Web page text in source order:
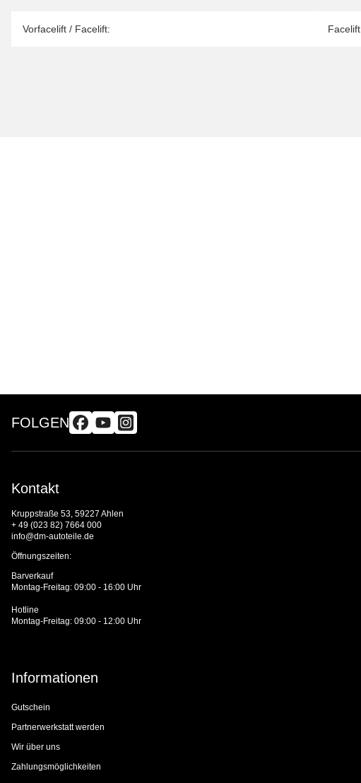
Vorfacelift / Facelift: Facelift
FOLGEN
Kontakt
Kruppstraße 53, 59227 Ahlen
+ 49 (023 82) 7664 000
info@dm-autoteile.de
Öffnungszeiten:
Barverkauf
Montag-Freitag: 09:00 - 16:00 Uhr
Hotline
Montag-Freitag: 09:00 - 12:00 Uhr
Informationen
Gutschein
Partnerwerkstatt werden
Wir über uns
Zahlungsmöglichkeiten